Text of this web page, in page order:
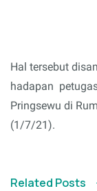
Hal tersebut
hadapan
Pringsewu di
(1/7/21).
Related Posts